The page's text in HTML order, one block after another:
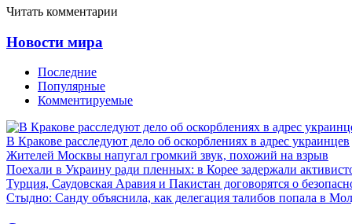
Читать комментарии
Новости мира
Последние
Популярные
Комментируемые
В Кракове расследуют дело об оскорблениях в адрес украинцев
Жителей Москвы напугал громкий звук, похожий на взрыв
Поехали в Украину ради пленных: в Корее задержали
Турция, Саудовская Аравия и Пакистан договорятся о
Стыдно: Санду объяснила, как делегация талибов попала в